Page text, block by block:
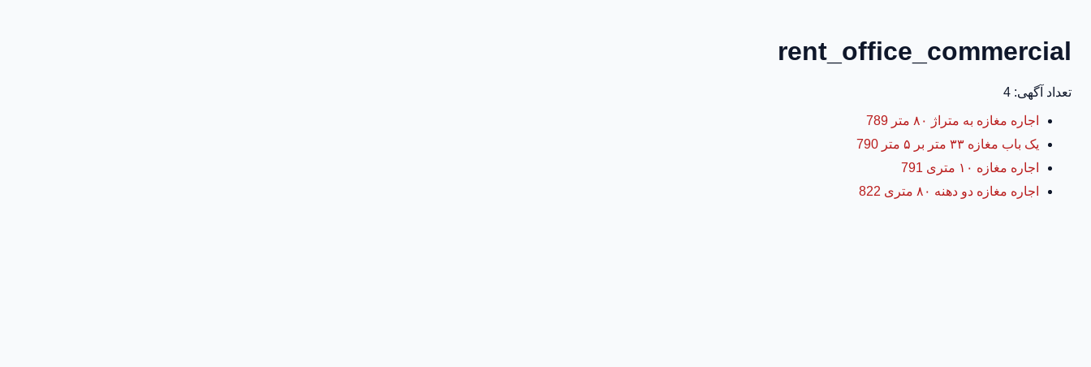
rent_office_commercial
تعداد آگهی: 4
اجاره مغازه به متراژ ۸۰ متر 789
یک باب مغازه ۳۳ متر بر ۵ متر 790
اجاره مغازه ۱۰ متری 791
اجاره مغازه دو دهنه ۸۰ متری 822